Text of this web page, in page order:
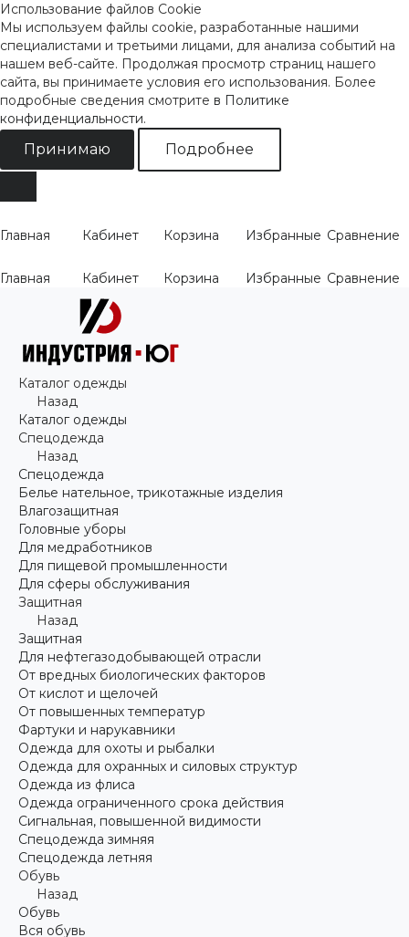
Использование файлов Cookie
Мы используем файлы cookie, разработанные нашими
специалистами и третьими лицами, для анализа событий на
нашем веб-сайте. Продолжая просмотр страниц нашего
сайта, вы принимаете условия его использования. Более
подробные сведения смотрите в Политике
конфиденциальности.
Принимаю Подробнее
Главная Кабинет Корзина Избранные Сравнение
Главная Кабинет Корзина Избранные Сравнение
Каталог одежды
Назад
Каталог одежды
Спецодежда
Назад
Спецодежда
Белье нательное, трикотажные изделия
Влагозащитная
Головные уборы
Для медработников
Для пищевой промышленности
Для сферы обслуживания
Защитная
Назад
Защитная
Для нефтегазодобывающей отрасли
От вредных биологических факторов
От кислот и щелочей
От повышенных температур
Фартуки и нарукавники
Одежда для охоты и рыбалки
Одежда для охранных и силовых структур
Одежда из флиса
Одежда ограниченного срока действия
Сигнальная, повышенной видимости
Спецодежда зимняя
Спецодежда летняя
Обувь
Назад
Обувь
Вся обувь